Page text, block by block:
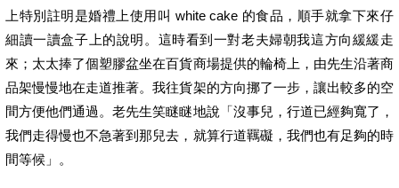
上特別註明是婚禮上使用叫 white cake 的食品，順手就拿下來仔
細讀一讀盒子上的說明。這時看到一對老夫婦朝我這方向緩緩走
來；太太捧了個塑膠盆坐在百貨商場提供的輪椅上，由先生沿著商
品架慢慢地在走道推著。我往貨架的方向挪了一步，讓出較多的空
間方便他們通過。老先生笑瞇瞇地說「沒事兒，行道已經夠寬了，
我們走得慢也不急著到那兒去，就算行道羈礙，我們也有足夠的時
間等候」。